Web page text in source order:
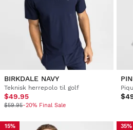
BIRKDALE NAVY
Teknisk herrepolo til golf
$49.95
$59.95-20% Final Sale
15% 35%